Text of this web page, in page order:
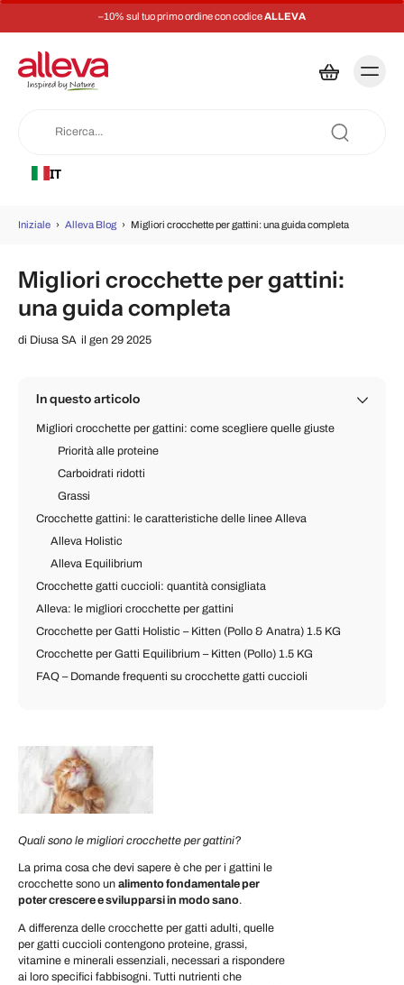
–10% sul tuo primo ordine con codiceALLEVA
IT
Iniziale › Alleva Blog › Migliori crocchette per gattini: una guida completa
Migliori crocchette per gattini:
una guida completa
di Diusa SA il gen 29 2025
In questo articolo
Migliori crocchette per gattini: come scegliere quelle giuste
Priorità alle proteine
Carboidrati ridotti
Grassi
Crocchette gattini: le caratteristiche delle linee Alleva
Alleva Holistic
Alleva Equilibrium
Crocchette gatti cuccioli: quantità consigliata
Alleva: le migliori crocchette per gattini
Crocchette per Gatti Holistic – Kitten (Pollo & Anatra) 1.5 KG
Crocchette per Gatti Equilibrium – Kitten (Pollo) 1.5 KG
FAQ – Domande frequenti su crocchette gatti cuccioli
Quali sono le migliori crocchette per gattini?
La prima cosa che devi sapere è che per i gattini le
crocchette sono un alimento fondamentale per
poter crescere e svilupparsi in modo sano.
A differenza delle crocchette per gatti adulti, quelle
per gatti cuccioli contengono proteine, grassi,
vitamine e minerali essenziali, necessari a rispondere
ai loro specifici fabbisogni. Tutti nutrienti che